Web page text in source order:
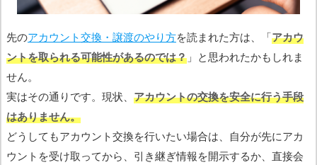
先のアカウント交換・譲渡のやり方を読まれた方は、「アカウ
ントを取られる可能性があるのでは？ 」と思われたかもしれま
せん。
実はその通りです。現状、 アカウントの交換を安全に行う手段
はありません。
どうしてもアカウント交換を行いたい場合は、自分が先にアカ
ウントを受け取ってから、引き継ぎ情報を開示するか、直接会